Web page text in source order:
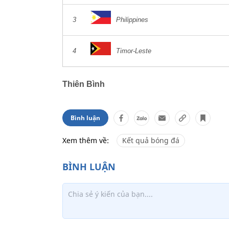
3 Philippines
4 Timor-Leste
Thiên Bình
Bình luận
Xem thêm về: Kết quả bóng đá